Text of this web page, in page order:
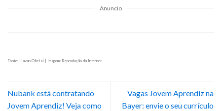
Anuncio
Fonte: Havan Oficial | Imagem: Reprodução da Internet
Nubank está contratando
Jovem Aprendiz! Veja como
Vagas Jovem Aprendiz na
Bayer: envie o seu currículo